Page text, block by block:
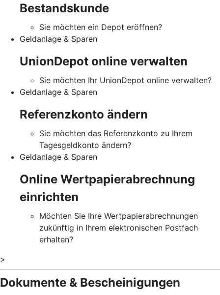
Bestandskunde
Sie möchten ein Depot eröffnen?
Geldanlage & Sparen
UnionDepot online verwalten
Sie möchten Ihr UnionDepot online verwalten?
Geldanlage & Sparen
Referenzkonto ändern
Sie möchten das Referenzkonto zu Ihrem
Tagesgeldkonto ändern?
Geldanlage & Sparen
Online Wertpapierabrechnung
einrichten
Möchten Sie Ihre Wertpapierabrechnungen
zukünftig in Ihrem elektronischen Postfach
erhalten?
>
Dokumente & Bescheinigungen